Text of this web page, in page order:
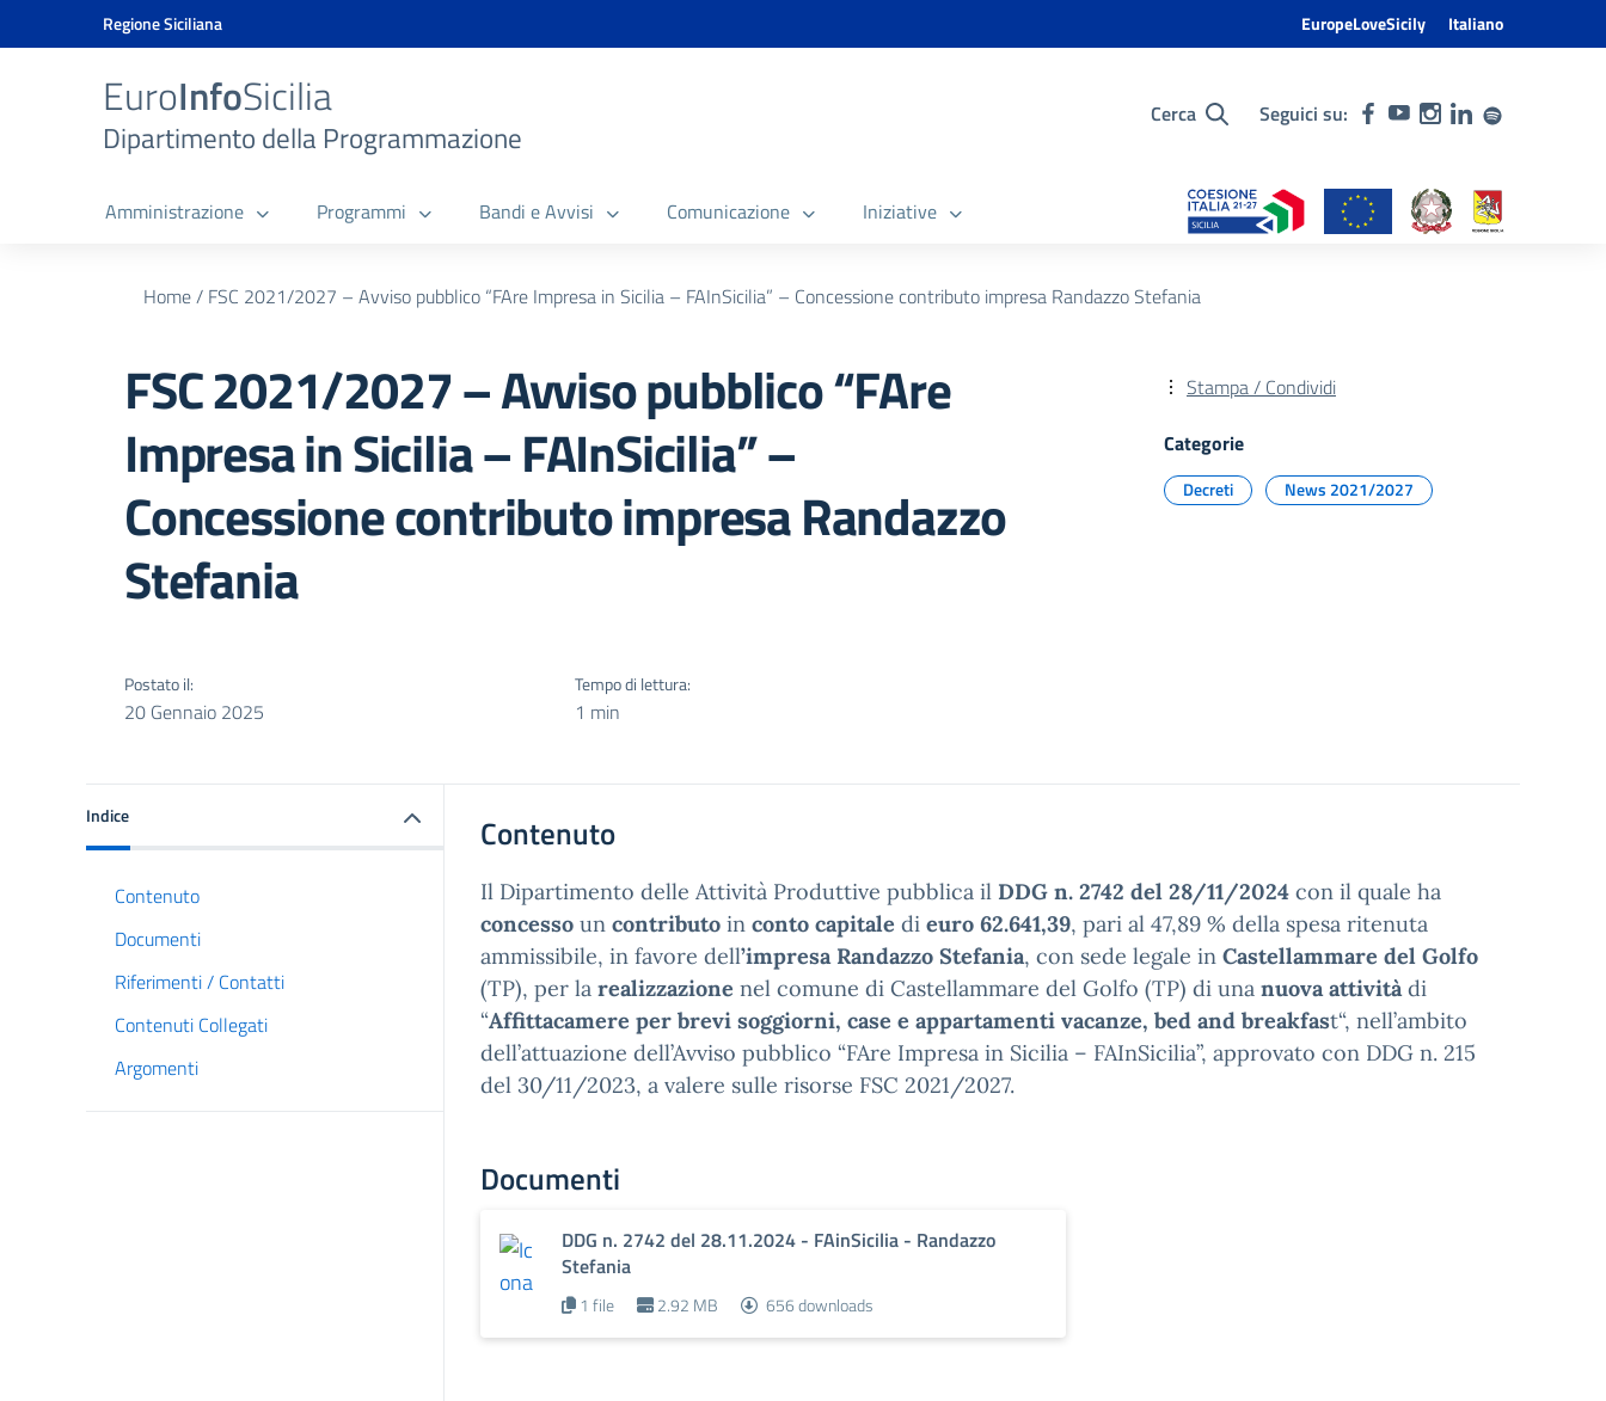
Vai ai contenuti
Vai al menu di navigazione
Vai al banner delle Cookie Policy
Regione Siciliana EuropeLoveSicily Italiano
EuroInfoSicilia
Dipartimento della Programmazione
Cerca Seguici su:
Amministrazione Programmi Bandi e Avvisi Comunicazione Iniziative
Home/ FSC 2021/2027 – Avviso pubblico “FAre Impresa in Sicilia – FAInSicilia” – Concessione contributo impresa Randazzo Stefania
FSC 2021/2027 – Avviso pubblico “FAre
Impresa in Sicilia – FAInSicilia” –
Concessione contributo impresa Randazzo
Stefania
Postato il:
20 Gennaio 2025
Tempo di lettura:
1 min
Stampa / Condividi
Categorie
Decreti News 2021/2027
Indice
Contenuto
Documenti
Riferimenti / Contatti
Contenuti Collegati
Argomenti
Contenuto
Il Dipartimento delle Attività Produttive pubblica il DDG n. 2742 del 28/11/2024 con il quale ha
concesso un contributo in conto capitale di euro 62.641,39, pari al 47,89 % della spesa ritenuta
ammissibile, in favore dell’impresa Randazzo Stefania, con sede legale in Castellammare del Golfo
(TP), per la realizzazione nel comune di Castellammare del Golfo (TP) di una nuova attivitàdi
“Affittacamere per brevi soggiorni, case e appartamenti vacanze, bed and breakfast“, nell’ambito
dell’attuazione dell’Avviso pubblico “FAre Impresa in Sicilia – FAInSicilia”, approvato con DDG n. 215
del 30/11/2023, a valere sulle risorse FSC 2021/2027.
Documenti
DDG n. 2742 del 28.11.2024 - FAinSicilia - Randazzo
Stefania
1 file 2.92 MB 656 downloads